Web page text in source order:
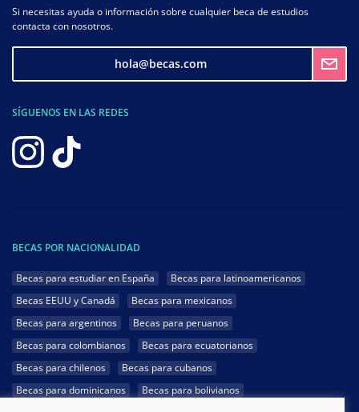
Si necesitas ayuda o información sobre cualquier beca de estudios
contacta con nosotros.
hola@becas.com
SÍGUENOS EN LAS REDES
BECAS POR NACIONALIDAD
Becas para estudiar en España
Becas para latinoamericanos
Becas EEUU y Canadá
Becas para mexicanos
Becas para argentinos
Becas para peruanos
Becas para colombianos
Becas para ecuatorianos
Becas para chilenos
Becas para cubanos
Becas para dominicanos
Becas para bolivianos